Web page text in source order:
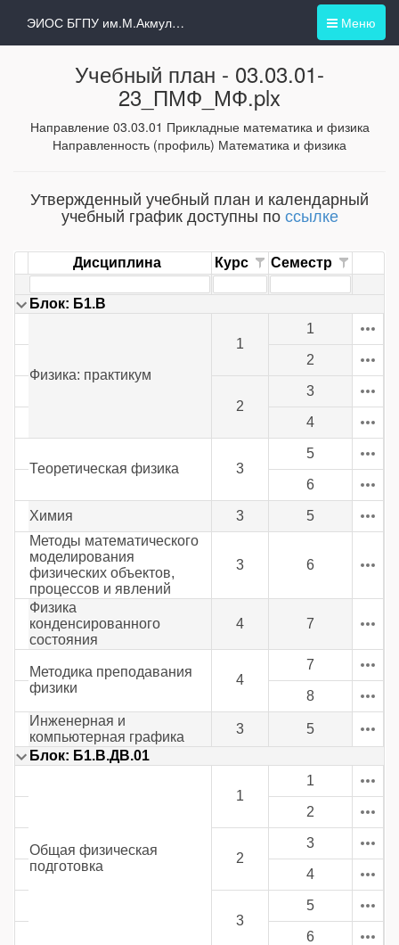
Меню
ЭИОС БГПУ им.М.Акмуллы
Учебный план - 03.03.01-
23_ПМФ_МФ.plx
Направление 03.03.01 Прикладные математика и физика
Направленность (профиль) Математика и физика
Утвержденный учебный план и календарный
учебный график доступны поссылке
Дисциплина Курс Семестр
Блок: Б1.В
Физика: практикум
1
1
2
2
3
4
Теоретическая физика 3
5
6
Химия 3
5
Методы математического
моделирования
физических объектов,
процессов и явлений
3 6
Физика
конденсированного
состояния
4 7
Методика преподавания
физики
4
7
8
Инженерная и
компьютерная графика
3
5
Блок: Б1.В.ДВ.01
Общая физическая
подготовка
1
1
2
2
3
4
3
5
6